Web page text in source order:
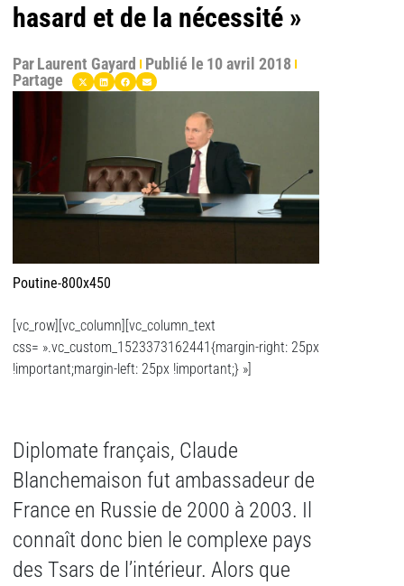
hasard et de la nécessité »
ParLaurent Gayard Publié le 10 avril 2018
Partage
Poutine-800x450
[vc_row][vc_column][vc_column_text
css= ».vc_custom_1523373162441{margin-right: 25px
!important;margin-left: 25px !important;} »]
Diplomate français, Claude
Blanchemaison fut ambassadeur de
France en Russie de 2000 à 2003. Il
connaît donc bien le complexe pays
des Tsars de l’intérieur. Alors que